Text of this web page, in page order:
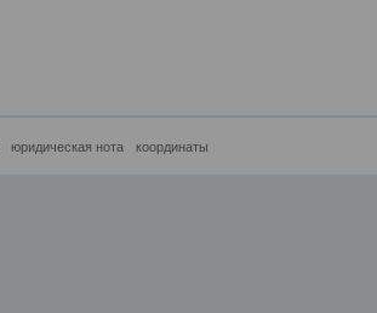
юридическая нота координаты